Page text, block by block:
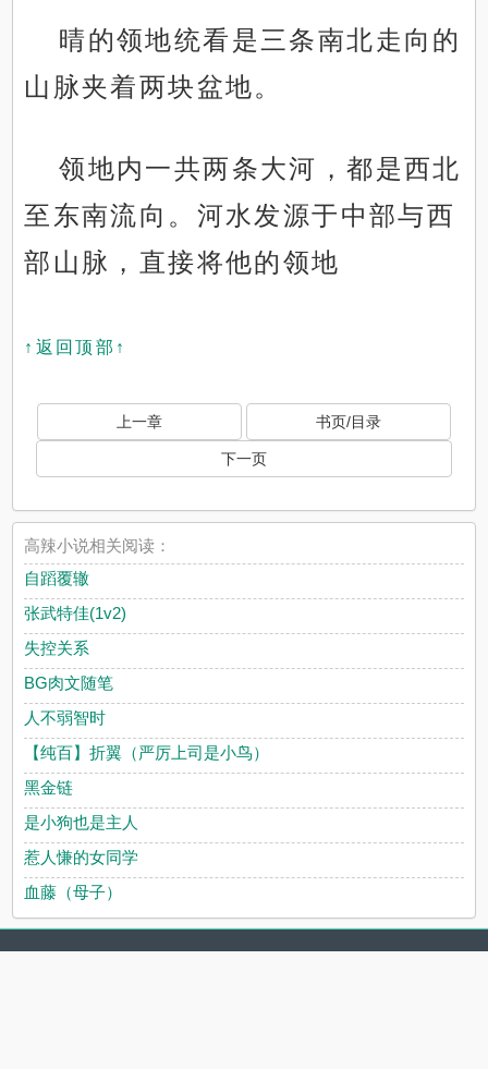
晴的领地统看是三条南北走向的
山脉夹着两块盆地。
领地内一共两条大河，都是西北
至东南流向。河水发源于中部与西
部山脉，直接将他的领地
↑返回顶部↑
上一章 书页/目录
下一页
高辣小说相关阅读：
自蹈覆辙
张武特佳(1v2)
失控关系
BG肉文随笔
人不弱智时
【纯百】折翼（严厉上司是小鸟）
黑金链
是小狗也是主人
惹人慊的女同学
血藤（母子）